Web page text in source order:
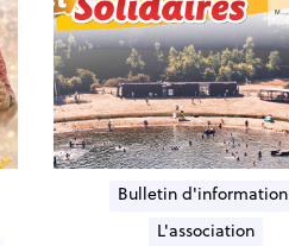
Bulletin d'information
L'association